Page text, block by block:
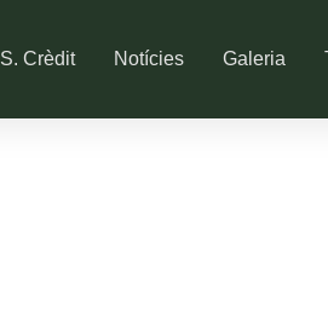
S. Crèdit Notícies Galeria